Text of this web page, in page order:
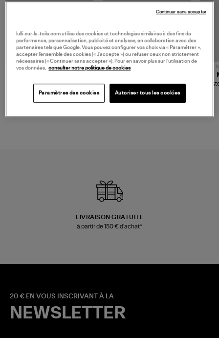
480,00 €
Sac Bobi S Cuir Lamé
Champagne
NOUVELLE COLLECTION
189,00 €
Mocassins Killian Sport
Mousse
LIVRAISON GRATUITE
à partir de 150 € d'achat*
20 € EN VOUS INSCRIVANT À LA
NEWSLETTER
lulli-sur-la-toile.com utilise des cookies et technologies similaires à des fins de
performance, personnalisation, publicité et analyses, en collaboration avec des
partenaires tels que Google. Vous pouvez configurer vos choix via « Paramétrer »,
accepter l’ensemble des cookies (« J’accepte ») ou refuser ceux non strictement
nécessaires (« Continuer sans accepter »). Pour en savoir plus sur l’utilisation de
vos données, consulter notre politique de cookies
Paramètres des cookies Autoriser tous les cookies
Continuer sans accepter